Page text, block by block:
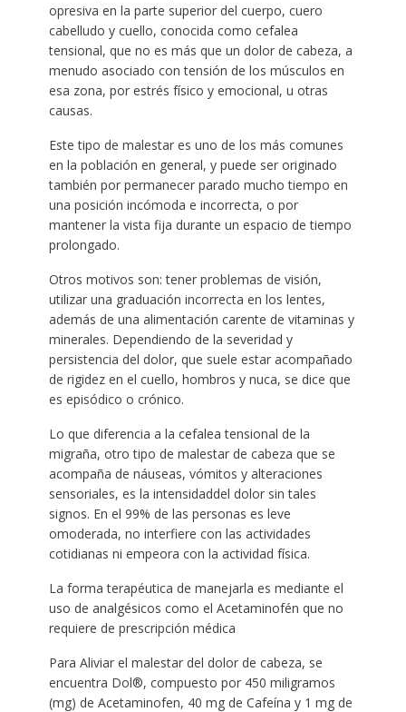
opresiva en la parte superior del cuerpo, cuero
cabelludo y cuello, conocida como cefalea
tensional, que no es más que un dolor de cabeza, a
menudo asociado con tensión de los músculos en
esa zona, por estrés físico y emocional, u otras
causas.
Este tipo de malestar es uno de los más comunes
en la población en general, y puede ser originado
también por permanecer parado mucho tiempo en
una posición incómoda e incorrecta, o por
mantener la vista fija durante un espacio de tiempo
prolongado.
Otros motivos son: tener problemas de visión,
utilizar una graduación incorrecta en los lentes,
además de una alimentación carente de vitaminas y
minerales. Dependiendo de la severidad y
persistencia del dolor, que suele estar acompañado
de rigidez en el cuello, hombros y nuca, se dice que
es episódico o crónico.
Lo que diferencia a la cefalea tensional de la
migraña, otro tipo de malestar de cabeza que se
acompaña de náuseas, vómitos y alteraciones
sensoriales, es la intensidaddel dolor sin tales
signos. En el 99% de las personas es leve
omoderada, no interfiere con las actividades
cotidianas ni empeora con la actividad física.
La forma terapéutica de manejarla es mediante el
uso de analgésicos como el Acetaminofén que no
requiere de prescripción médica
Para Aliviar el malestar del dolor de cabeza, se
encuentra Dol®, compuesto por 450 miligramos
(mg) de Acetaminofen, 40 mg de Cafeína y 1 mg de